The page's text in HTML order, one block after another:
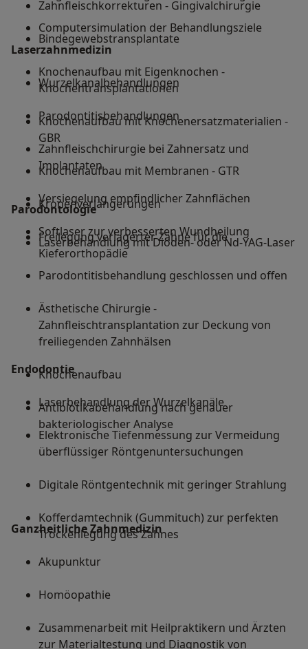
Computersimulation der Behandlungsziele
Zahnfleischkorrekturen - Gingivalchirurgie
Bindegewebstransplantate
Knochenaufbau mit Eigenknochen -
Knochentransplantationen
Knochenaufbau mit Knochenersatzmaterialien -
GBR
Knochenaufbau mit Membranen - GTR
Kronenverlängerungen
Freilegung verlagerter Zähne für die
Kieferorthopädie
Laserzahnmedizin
Wurzelkanalbehandlungen
Parodontitisbehandlungen
Zahnfleischchirurgie bei Zahnersatz und
Implantaten
Versiegelung empfindlicher Zahnflächen
Softlaser zur verbesserten Wundheilung
Parodontologie
Laserbehandlung mit Dioden- oder Nd-YAG-Laser
Parodontitisbehandlung geschlossen und offen
Ästhetische Chirurgie -
Zahnfleischtransplantation zur Deckung von
freiliegenden Zahnhälsen
Knochenaufbau
Antibiotikabehandlung nach genauer
bakteriologischer Analyse
Endodontie
Laserbehandlung der Wurzelkanäle
Elektronische Tiefenmessung zur Vermeidung
überflüssiger Röntgenuntersuchungen
Digitale Röntgentechnik mit geringer Strahlung
Kofferdamtechnik (Gummituch) zur perfekten
Trockenlegung des Zahnes
Ganzheitliche Zahnmedizin
Akupunktur
Homöopathie
Zusammenarbeit mit Heilpraktikern und Ärzten
zur Materialtestung und Diagnostik von